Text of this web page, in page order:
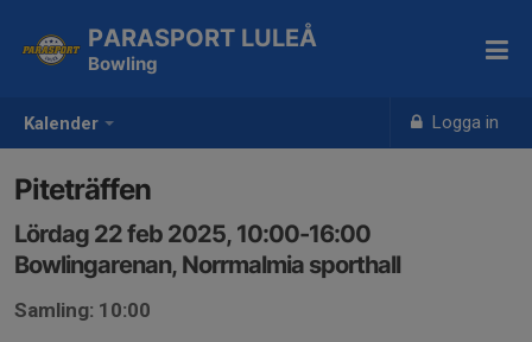
Kalender Logga in
PARASPORT LULEÅ
Bowling
Piteträffen
Lördag 22 feb 2025, 10:00-16:00
Bowlingarenan, Norrmalmia sporthall
Samling: 10:00